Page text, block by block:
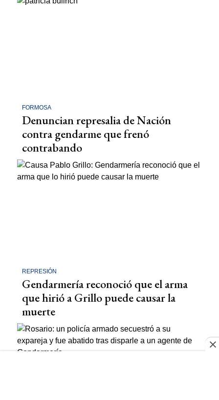
FORMOSA
Denuncian represalia de Nación
contra gendarme que frenó
contrabando
REPRESIÓN
Gendarmería reconoció que el arma
que hirió a Grillo puede causar la
muerte